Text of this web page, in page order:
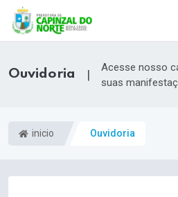
Ouvidoria |
Acesse nosso
suas
inicio Ouvidoria